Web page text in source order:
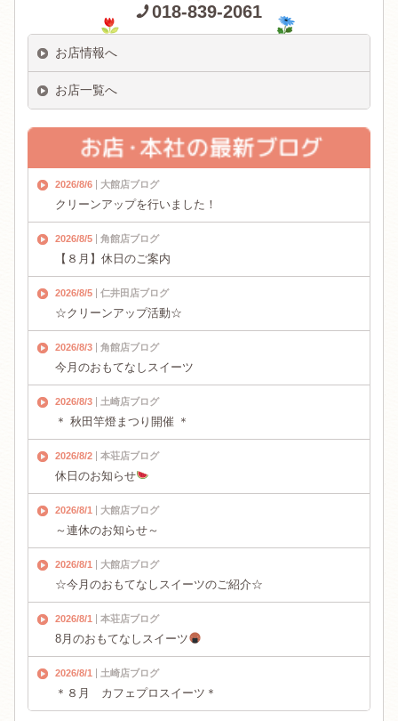
018-839-2061
お店情報へ
お店一覧へ
2026/8/6 大館店ブログ
クリーンアップを行いました！
2026/8/5 角館店ブログ
【８月】休日のご案内
2026/8/5 仁井田店ブログ
☆クリーンアップ活動☆
2026/8/3 角館店ブログ
今月のおもてなしスイーツ
2026/8/3 土崎店ブログ
＊ 秋田竿燈まつり開催 ＊
2026/8/2 本荘店ブログ
休日のお知らせ
2026/8/1 大館店ブログ
～連休のお知らせ～
2026/8/1 大館店ブログ
☆今月のおもてなしスイーツのご紹介☆
2026/8/1 本荘店ブログ
8月のおもてなしスイーツ
2026/8/1 土崎店ブログ
＊８月 カフェプロスイーツ＊